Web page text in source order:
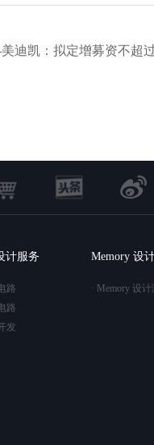
迪凯：拟定增募资不超
计服务
路
路
发
Memory 设
· Memory 设